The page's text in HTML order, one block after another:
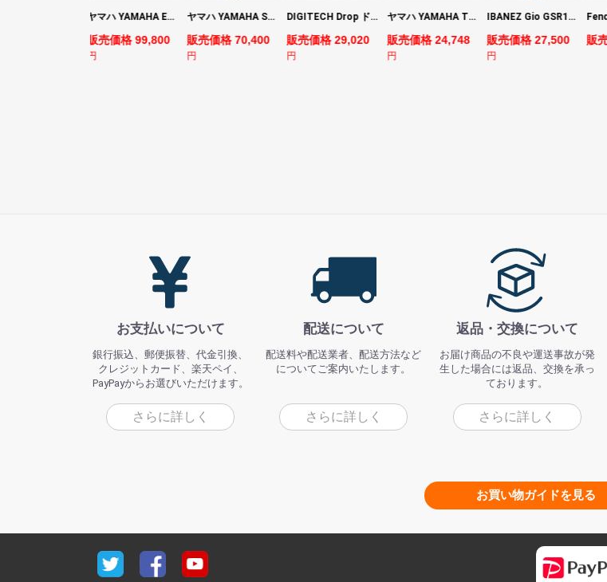
ヤマハ YAMAHA EMX7 12ch パワードミキサー
販売価格 99,800
円
ヤマハ YAMAHA SLG200S TBL サイレントギター
販売価格 70,400
円
DIGITECH Drop ドロップ・リチューニング・エフェクト
販売価格 29,020
円
ヤマハ YAMAHA THR5 コンパクトギターアンプ 小型アンプ
販売価格 24,748
円
IBANEZ Gio GSR180-LBF エレキベース
販売価格 27,500
円
販
お支払いについて
銀行振込、郵便振替、代金引換、
クレジットカード、楽天ペイ、
PayPayからお選びいただけます。
さらに詳しく
配送について
配送料や配送業者、配送方法など
についてご案内いたします。
さらに詳しく
返品・交換について
お届け商品の不良や運送事故が発
生した場合には返品、交換を承っ
ております。
さらに詳しく
お買い物ガイドを見る